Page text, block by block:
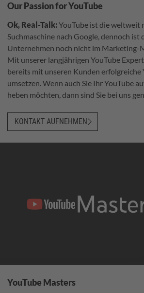
Our Passion for YouTube
Ok, Real-Talk:YouTube ist die weltweit
Suchmaschine nach Google, dennoch ist
Unternehmen noch nicht im Marketing-
Mit unserer langjährigen YouTube
bereits mit unseren Kunden erfolgreiche
umsetzen. Wenn auch Sie Ihr YouTube
heben möchten, dann sind Sie bei uns
KONTAKT AUFNEHMEN
YouTube Masters